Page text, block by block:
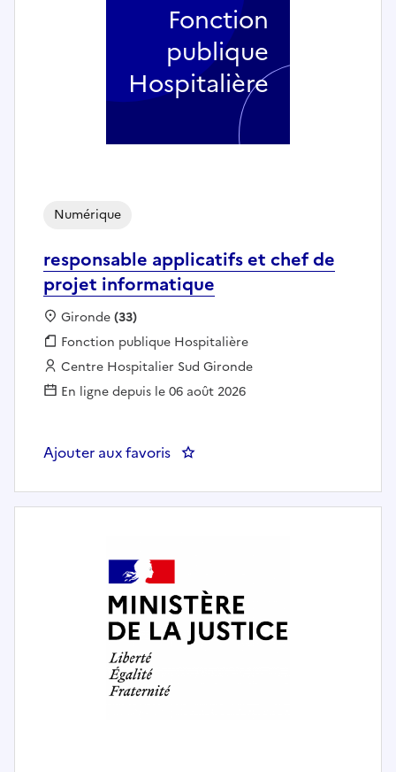
responsable applicatifs et chef de
projet informatique
Numérique
Localisation :
Gironde(33)
Fonction publique :
Fonction publique Hospitalière
Employeur :
Centre Hospitalier Sud Gironde
En ligne depuis le 06 août 2026
Ajouter aux favoris : responsable applicatifs et
Fonction
publique
Hospitalière